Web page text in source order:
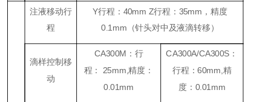
注液移动行
程
Y行程：40mm Z行程：35mm，精度
0.1mm（针头对中及液滴转移）
滴样控制移
动
CA300M ： 行
程 ： 25mm,精度：
0.01mm
CA300A/CA300S ：
行程 ：60mm, 精
度： 0.01mm